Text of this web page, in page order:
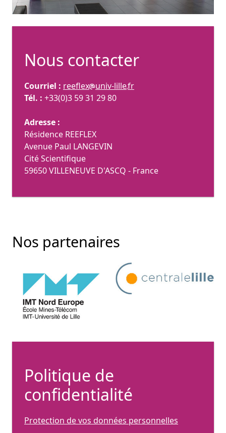
Nous contacter
Courriel : reeflex univ-lillefr
Tél. : +33(0)3 59 31 29 80
Adresse :
Résidence REEFLEX
Avenue Paul LANGEVIN
Cité Scientifique
59650 VILLENEUVE D'ASCQ - France
Nos partenaires
Politique de
confidentialité
Protection de vos données personnelles